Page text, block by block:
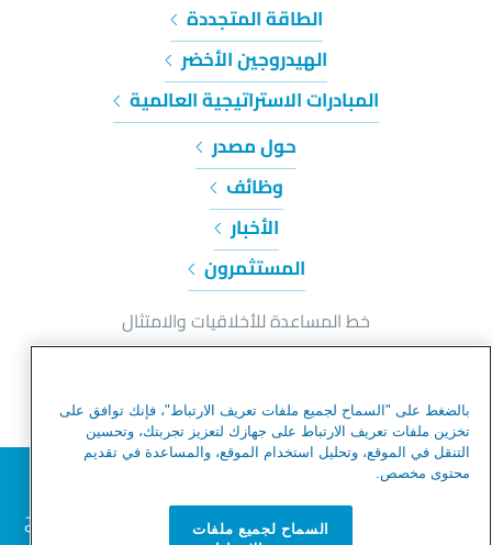
الطاقة المتجددة
الهيدروجين الأخضر
المبادرات الاستراتيجية العالمية
حول مصدر
وظائف
الأخبار
المستثمرون
خط المساعدة للأخلاقيات والامتثال
إشعار الخصوصية وملفات تعريف الارتباط
شروط الاستخدام
شروط الاستخدام
تحذير من عمليات الاحتيال
خريطة الموقع
نحن نستخدم ملفات تعريف الارتباط لتحسين تجربة التصفح
بالضغط على "السماح لجميع ملفات تعريف الارتباط"، فإنك توافق على
تخزين ملفات تعريف الارتباط على جهازك لتعزيز تجربتك، وتحسين
التنقل في الموقع، وتحليل استخدام الموقع، والمساعدة في تقديم
محتوى مخصص.
السماح لجميع ملفات